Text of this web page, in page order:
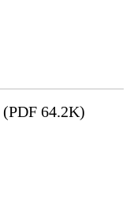
(PDF 64.2K)